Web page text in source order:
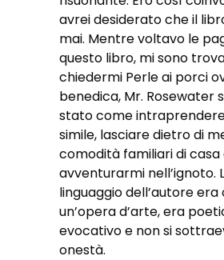
avrei desiderato che il
mai. Mentre voltavo le
questo libro, mi sono
chiedermi Perle ai porci
benedica, Mr. Rosewater
stato come
simile, lasciare dietro di
comodità familiari di casa
avventurarmi nell’ignoto.
linguaggio dell’autore
un’opera d’arte, era
evocativo e non si
onestà.